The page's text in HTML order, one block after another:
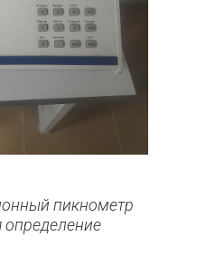
пикнометр
определение